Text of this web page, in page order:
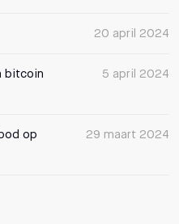
20 april 2024
5 april 2024
bitcoin
29 maart 2024
op